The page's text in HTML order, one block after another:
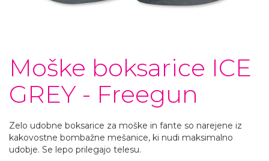
Moške boksarice ICE
GREY - Freegun
Zelo udobne boksarice za moške in fante so narejene iz
kakovostne bombažne mešanice, ki nudi maksimalno
udobje. Se lepo prilegajo telesu.